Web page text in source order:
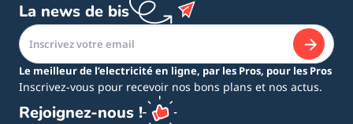
La news de bis
Le meilleur de l’electricité en ligne, par les Pros, pour les Pros
Inscrivez-vous pour recevoir nos bons plans et nos actus.
Rejoignez-nous !